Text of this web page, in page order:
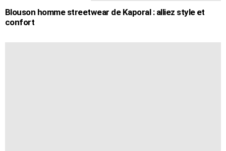
Blouson homme streetwear de Kaporal : alliez style et
confort